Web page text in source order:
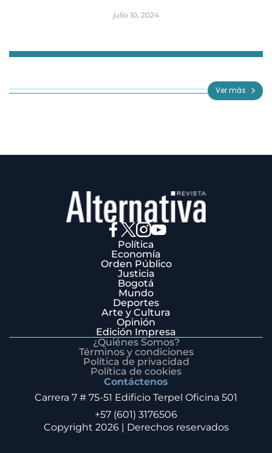
julio 10, 2024
3
Ver más
Política
Economía
Orden Público
Justicia
Bogotá
Mundo
Deportes
Arte y Cultura
Opinión
Edición Impresa
¿Quiénes Somos?
Términos y condiciones
Política de privacidad
Política de cookies
Contáctenos
Carrera 7 # 75-51 Edificio Terpel Oficina 501
+57 (601) 3176506
Copyright 2026 | Derechos reservados